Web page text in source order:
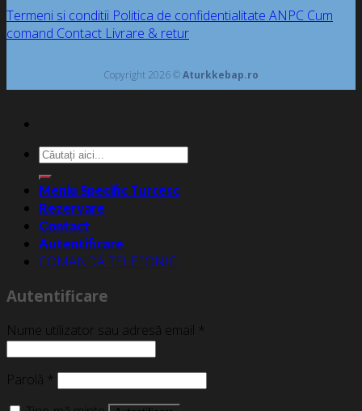
Termeni si conditii Politica de confidentialitate ANPC Cum
comand Contact Livrare & retur
Copyright 2026 ©Aturkkebap.ro
Caută
după:
Meniu Specific Turcesc
Rezervare
Contact
Autentificare
COMANDĂ TELEFONIC
Autentificare
Nume utilizator sau adresă email *
Parolă *